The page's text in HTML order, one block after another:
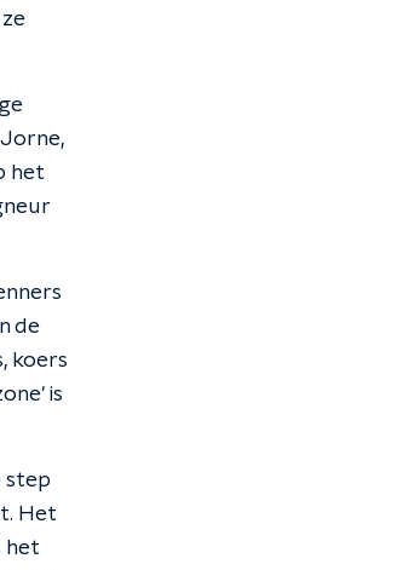
het
de
koers
is
step
Het
het